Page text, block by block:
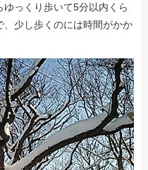
っくり歩いて5分以内くら
少し歩くのには時間がかか